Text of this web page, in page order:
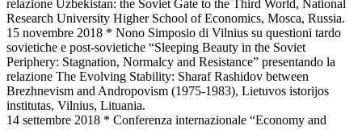
relazione Uzbekistan: the Soviet Gate to the Third World, National
Research University Higher School of Economics, Mosca, Russia.
15 novembre 2018 * Nono Simposio di Vilnius su questioni tardo
sovietiche e post-sovietiche “Sleeping Beauty in the Soviet
Periphery: Stagnation, Normalcy and Resistance” presentando la
relazione The Evolving Stability: Sharaf Rashidov between
Brezhnevism and Andropovism (1975-1983), Lietuvos istorijos
institutas, Vilnius, Lituania.
14 settembre 2018 * Conferenza internazionale “Economy and